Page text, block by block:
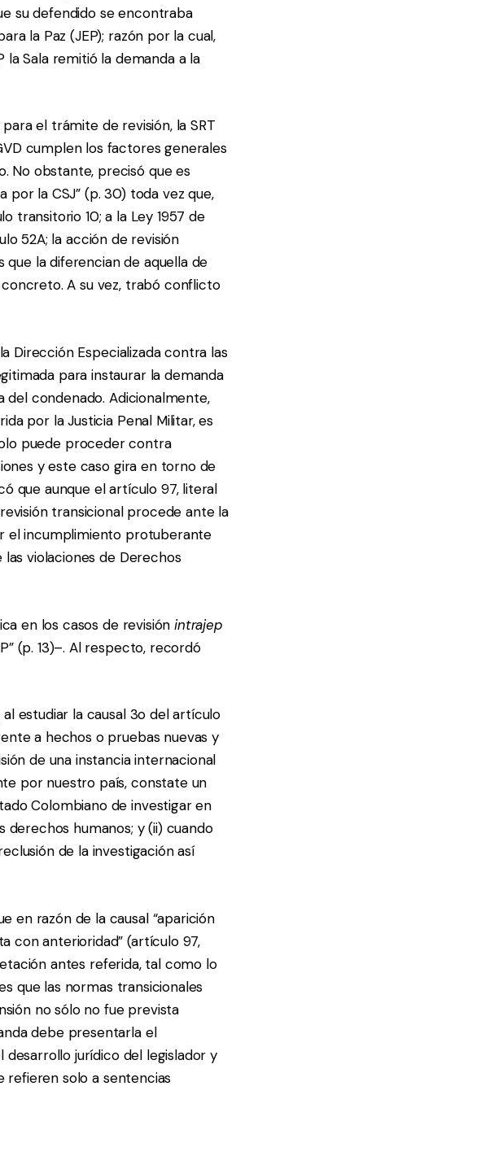
su defendido se encontraba
la Paz (JEP); razón por la cual,
Sala remitió la demanda a la
el trámite de revisión, la SRT
cumplen los factores generales
No obstante, precisó que es
la CSJ” (p. 30) toda vez que,
transitorio 10; a la Ley 1957 de
52A; la acción de revisión
la diferencian de aquella de
A su vez, trabó conflicto
Dirección Especializada contra las
para instaurar la demanda
del condenado. Adicionalmente,
por la Justicia Penal Militar, es
puede proceder contra
y este caso gira en torno de
que aunque el artículo 97, literal
transicional procede ante la
el incumplimiento protuberante
violaciones de Derechos
en los casos de revisiónintrajep
(p. 13)–. Al respecto, recordó
estudiar la causal 3o del artículo
a hechos o pruebas nuevas y
de una instancia internacional
por nuestro país, constate un
Colombiano de investigar en
derechos humanos; y (ii) cuando
de la investigación así
en razón de la causal “aparición
con anterioridad” (artículo 97,
antes referida, tal como lo
que las normas transicionales
no sólo no fue prevista
debe presentarla el
jurídico del legislador y
refieren solo a sentencias